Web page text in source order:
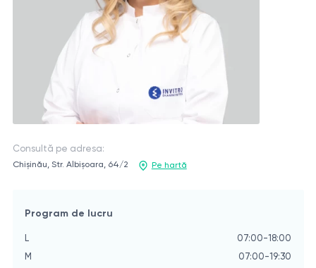
Consultă pe adresa:
Chișinău, Str. Albișoara, 64/2 Pe hartă
Program de lucru
L
07:00-18:00
M
07:00-19:30